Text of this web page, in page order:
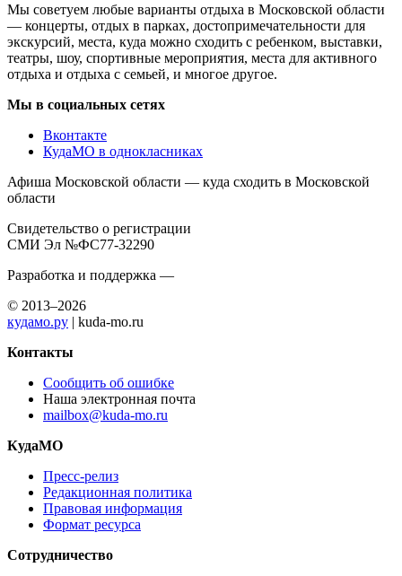
Мы советуем любые варианты отдыха в Московской области
— концерты, отдых в парках, достопримечательности для
экскурсий, места, куда можно сходить с ребенком, выставки,
театры, шоу, спортивные мероприятия, места для активного
отдыха и отдыха с семьей, и многое другое.
Мы в социальных сетях
Вконтакте
КудаМО в однокласниках
Афиша Московской области — куда сходить в Московской
области
Свидетельство о регистрации
СМИ Эл №ФС77-32290
Разработка и поддержка —
© 2013–2026
кудамо.ру | kuda-mo.ru
Контакты
Сообщить об ошибке
Наша электронная почта
mailbox@kuda-mo.ru
КудаМО
Пресс-релиз
Редакционная политика
Правовая информация
Формат ресурса
Сотрудничество